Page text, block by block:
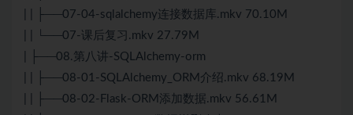
| | ├──07-04-sqlalchemy连接数据库.mkv 70.10M
| | └──07-课后复习.mkv 27.79M
| ├──08.第八讲-SQLAlchemy-orm
| | ├──08-01-SQLAlchemy_ORM介绍.mkv 68.19M
| | ├──08-02-Flask-ORM添加数据.mkv 56.61M